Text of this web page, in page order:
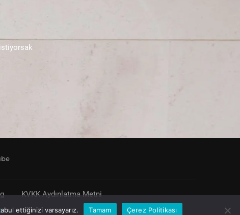
KVKK Aydınlatma Metni
ettiğinizi varsayarız. Tamam Çerez Politikası